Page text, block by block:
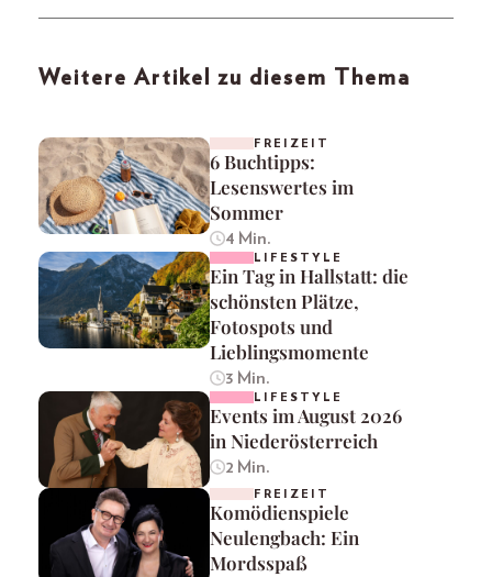
Weitere Artikel zu diesem Thema
FREIZEIT
6 Buchtipps:
Lesenswertes im
Sommer
4 Min.
LIFESTYLE
Ein Tag in Hallstatt: die
schönsten Plätze,
Fotospots und
Lieblingsmomente
3 Min.
LIFESTYLE
Events im August 2026
in Niederösterreich
2 Min.
FREIZEIT
Komödienspiele
Neulengbach: Ein
Mordsspaß